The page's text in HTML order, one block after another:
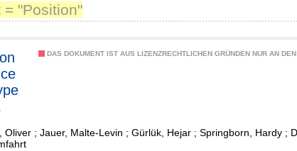
= "Position"
DAS DOKUMENT IST AUS LIZENZRECHTLICHEN GRÜNDEN NUR AN
Oliver ; Jauer, Malte-Levin ; Gürlük, Hejar ; Springborn, Hardy ;